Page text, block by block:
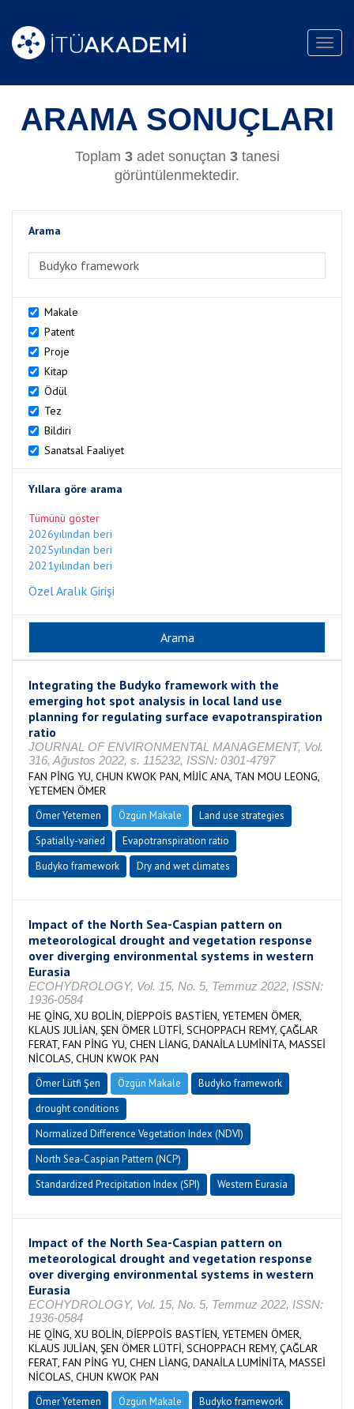
ARAMA SONUÇLARI
Toplam 3adet sonuçtan 3tanesi
görüntülenmektedir.
Arama
Makale
Patent
Proje
Kitap
Ödül
Tez
Bildiri
Sanatsal Faaliyet
Yıllara göre arama
Tümünü göster
2026yılından beri
2025yılından beri
2021yılından beri
Özel Aralık Girişi
Integrating the Budyko framework with the
emerging hot spot analysis in local land use
planning for regulating surface evapotranspiration
ratio
JOURNAL OF ENVIRONMENTAL MANAGEMENT, Vol.
316, Ağustos 2022, s. 115232, ISSN: 0301-4797
FAN PİNG YU, CHUN KWOK PAN, MİJİC ANA, TAN MOU LEONG,
YETEMEN ÖMER
Ömer Yetemen Özgün Makale
Land use strategies
Spatially-varied
Evapotranspiration ratio
Budyko framework
Dry and wet climates
Impact of the North Sea-Caspian pattern on
meteorological drought and vegetation response
over diverging environmental systems in western
Eurasia
ECOHYDROLOGY, Vol. 15, No. 5, Temmuz 2022, ISSN:
1936-0584
HE QİNG, XU BOLİN, DİEPPOİS BASTİEN, YETEMEN ÖMER,
KLAUS JULİAN, ŞEN ÖMER LÜTFİ, SCHOPPACH REMY, ÇAĞLAR
FERAT, FAN PİNG YU, CHEN LİANG, DANAİLA LUMİNİTA, MASSEİ
NİCOLAS, CHUN KWOK PAN
Ömer Lütfi Şen Özgün Makale
Budyko framework
drought conditions
Normalized Difference Vegetation Index (NDVI)
North Sea-Caspian Pattern (NCP)
Standardized Precipitation Index (SPI)
Western Eurasia
Impact of the North Sea-Caspian pattern on
meteorological drought and vegetation response
over diverging environmental systems in western
Eurasia
ECOHYDROLOGY, Vol. 15, No. 5, Temmuz 2022, ISSN:
1936-0584
HE QİNG, XU BOLİN, DİEPPOİS BASTİEN, YETEMEN ÖMER,
KLAUS JULİAN, ŞEN ÖMER LÜTFİ, SCHOPPACH REMY, ÇAĞLAR
FERAT, FAN PİNG YU, CHEN LİANG, DANAİLA LUMİNİTA, MASSEİ
NİCOLAS, CHUN KWOK PAN
Ömer Yetemen Özgün Makale
Budyko framework